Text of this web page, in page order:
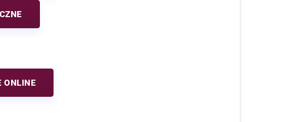
ONLINE